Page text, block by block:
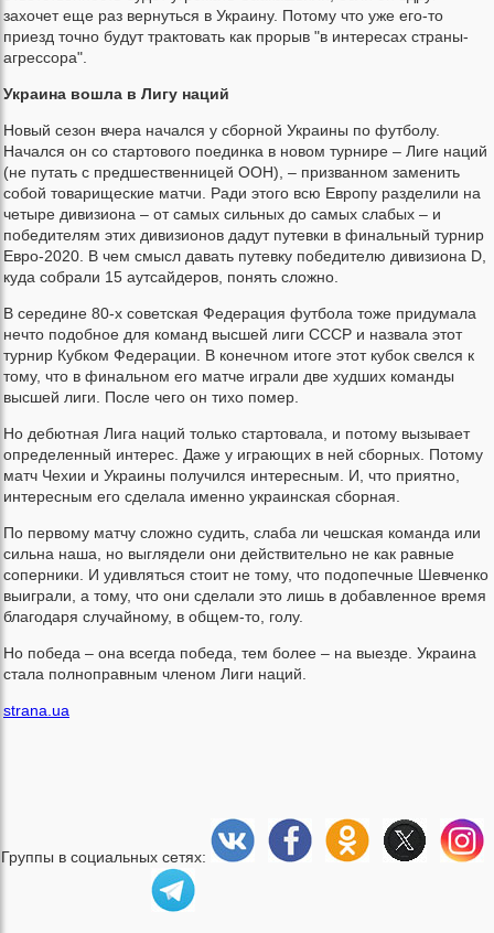
захочет еще раз вернуться в Украину. Потому что уже его-то
приезд точно будут трактовать как прорыв "в интересах страны-
агрессора".
Украина вошла в Лигу наций
Новый сезон вчера начался у сборной Украины по футболу.
Начался он со стартового поединка в новом турнире – Лиге наций
(не путать с предшественницей ООН), – призванном заменить
собой товарищеские матчи. Ради этого всю Европу разделили на
четыре дивизиона – от самых сильных до самых слабых – и
победителям этих дивизионов дадут путевки в финальный турнир
Евро-2020. В чем смысл давать путевку победителю дивизиона D,
куда собрали 15 аутсайдеров, понять сложно.
В середине 80-х советская Федерация футбола тоже придумала
нечто подобное для команд высшей лиги СССР и назвала этот
турнир Кубком Федерации. В конечном итоге этот кубок свелся к
тому, что в финальном его матче играли две худших команды
высшей лиги. После чего он тихо помер.
Но дебютная Лига наций только стартовала, и потому вызывает
определенный интерес. Даже у играющих в ней сборных. Потому
матч Чехии и Украины получился интересным. И, что приятно,
интересным его сделала именно украинская сборная.
По первому матчу сложно судить, слаба ли чешская команда или
сильна наша, но выглядели они действительно не как равные
соперники. И удивляться стоит не тому, что подопечные Шевченко
выиграли, а тому, что они сделали это лишь в добавленное время
благодаря случайному, в общем-то, голу.
Но победа – она всегда победа, тем более – на выезде. Украина
стала полноправным членом Лиги наций.
strana.ua
Группы в социальных сетях: